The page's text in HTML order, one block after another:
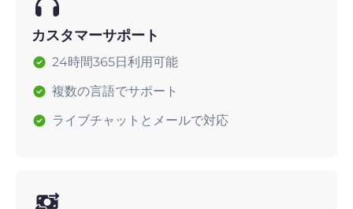
カスタマーサポート
24時間365日利用可能
複数の言語でサポート
ライブチャットとメールで対応